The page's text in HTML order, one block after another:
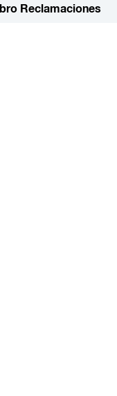
Reclamaciones